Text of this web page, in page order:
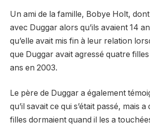
Un ami de la famille, Bobye Holt,
avec Duggar alors qu’ils avaient 14
qu’elle avait mis fin à leur relation
que Duggar avait agressé quatre filles
ans en 2003.
Le père de Duggar a également
qu’il savait ce qui s’était passé, mais
filles dormaient quand il les a